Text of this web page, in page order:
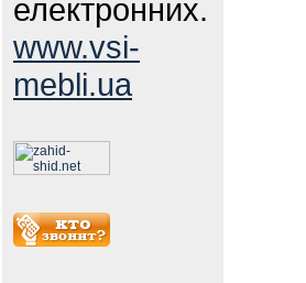
електронних.
www.vsi-
mebli.ua